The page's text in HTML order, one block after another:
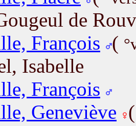
de
François (
Isabelle
François
Geneviève